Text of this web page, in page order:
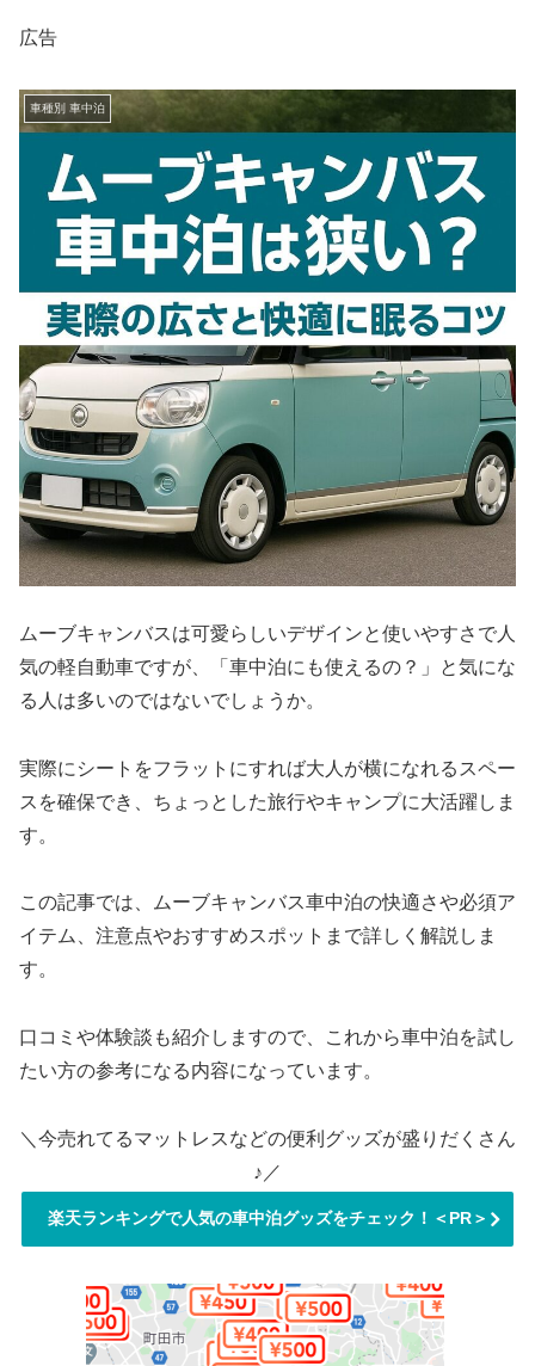
広告
車種別 車中泊
ムーブキャンバスは可愛らしいデザインと使いやすさで人
気の軽自動車ですが、「車中泊にも使えるの？」と気にな
る人は多いのではないでしょうか。
実際にシートをフラットにすれば大人が横になれるスペー
スを確保でき、ちょっとした旅行やキャンプに大活躍しま
す。
この記事では、ムーブキャンバス車中泊の快適さや必須ア
イテム、注意点やおすすめスポットまで詳しく解説しま
す。
口コミや体験談も紹介しますので、これから車中泊を試し
たい方の参考になる内容になっています。
＼今売れてるマットレスなどの便利グッズが盛りだくさん
♪／
楽天ランキングで人気の車中泊グッズをチェック！＜PR＞